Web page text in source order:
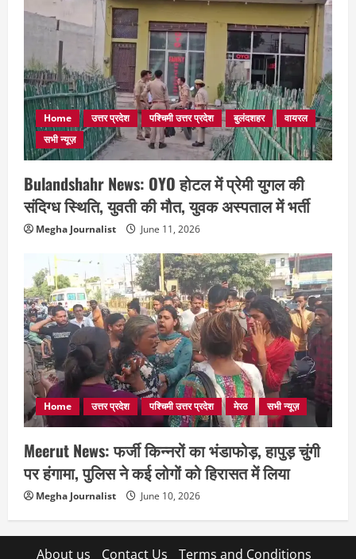
Home उत्तर प्रदेश पश्चिमी उत्तर प्रदेश बुलंदशहर
वायरल
सभी न्यूज़
Bulandshahr News: OYO होटल में प्रेमी युगल की
संदिग्ध स्थिति, युवती की मौत, युवक अस्पताल में भर्ती
Megha Journalist June 11, 2026
Home उत्तर प्रदेश पश्चिमी उत्तर प्रदेश मेरठ सभी न्यूज़
Meerut News: फर्जी किन्नरों का भंडाफोड़, हापुड़ चुंगी
पर हंगामा, पुलिस ने कई लोगों को हिरासत में लिया
Megha Journalist June 10, 2026
About us Contact Us Terms and Conditions